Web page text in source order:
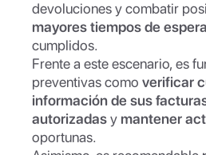
devoluciones y combatir
mayores tiempos de espera
cumplidos.
Frente a este escenario, es
preventivas como verificar
información de sus
autorizadasy mantener
oportunas.